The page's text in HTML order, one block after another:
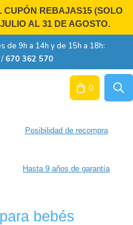
CUPÓN REBAJAS15(SOLO
AL 31 DE AGOSTO.
de 9h a 14h y de 15h a 18h:
/ 670 362 570
0
Posibilidad de recompra
Hasta 9 años de garantía
bebés